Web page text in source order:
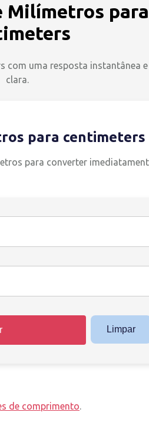
Milímetros para
com uma resposta instantânea
clara.
para centimeters
para converter
Limpar
de comprimento.